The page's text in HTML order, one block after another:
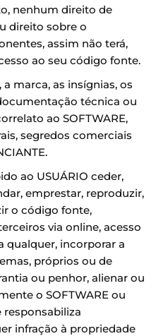
nenhum direito de
direito sobre o
assim não terá,
ao seu código fonte.
marca, as insígnias, os
técnica ou
ao SOFTWARE,
segredos comerciais
ao USUÁRIO ceder,
emprestar, reproduzir,
o código fonte,
via online, acesso
qualquer, incorporar a
próprios ou de
ou penhor, alienar ou
o SOFTWARE ou
responsabiliza
infração à propriedade